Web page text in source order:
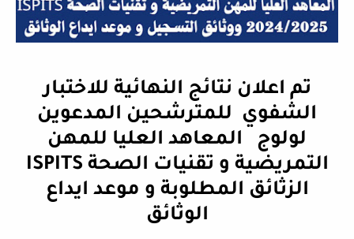
تم اعلان نتائج النهائية للاختبار
الشفوي للمترشحين المدعوين
لولوج
المعاهد العليا للمهن
التمريضية و تقنيات الصحة ISPITS
الزثائق المطلوبة و موعد ايداع
الوثائق